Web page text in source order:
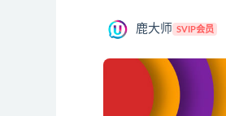
鹿大师 SVIP会员